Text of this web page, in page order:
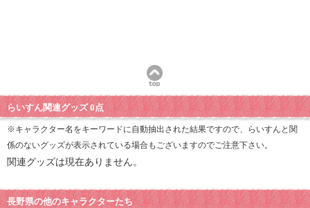
らいすん関連グッズ 0点
※キャラクター名をキーワードに自動抽出された結果ですので、らいすんと関
係のないグッズが表示されている場合もございますのでご注意下さい。
関連グッズは現在ありません。
長野県の他のキャラクターたち